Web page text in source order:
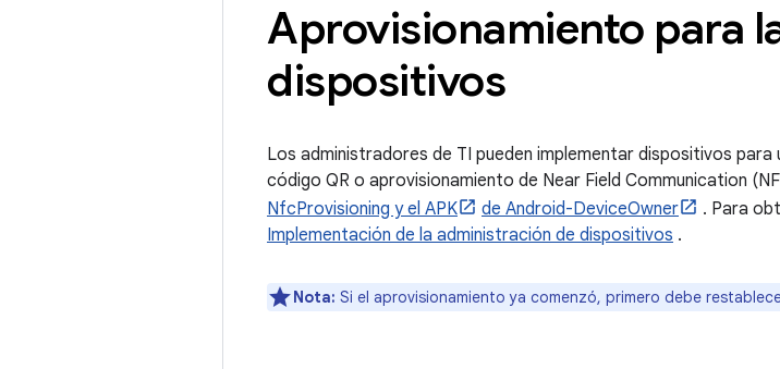
Aprovisionamiento para
dispositivos
Los administradores de TI pueden implementar dispositivos
código QR o aprovisionamiento de Near Field Communication
NfcProvisioning y el APK
de Android-DeviceOwner
. Para
Implementación de la administración de dispositivos .
Nota: Si el aprovisionamiento ya comenzó, primero debe